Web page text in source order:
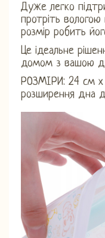
Дуже легко
протріть вологою
розмір робить
Це ідеальне
домом з вашою
РОЗМІРИ: 24 см х
розширення дна